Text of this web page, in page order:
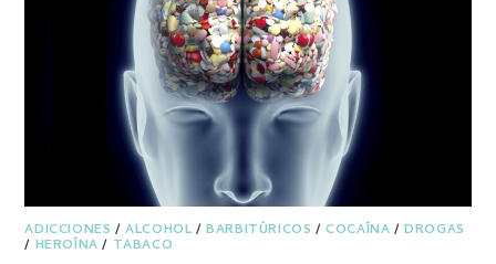
ADICCIONES /ALCOHOL /BARBITÚRICOS /COCAÍNA /DROGAS
/ HEROÍNA / TABACO